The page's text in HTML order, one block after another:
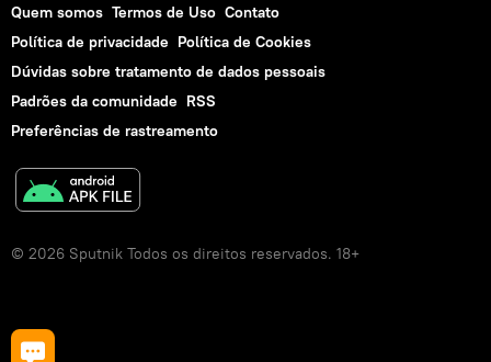
Quem somos Termos de Uso Contato
Política de privacidade Política de Cookies
Dúvidas sobre tratamento de dados pessoais
Padrões da comunidade RSS
Preferências de rastreamento
© 2026 Sputnik Todos os direitos reservados. 18+